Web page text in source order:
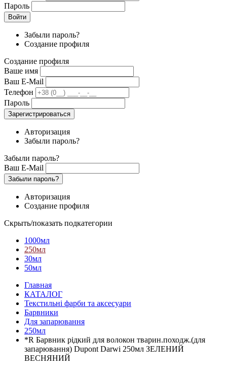
Пароль
Войти
Забыли пароль?
Создание профиля
Создание профиля
Ваше имя
Ваш E-Mail
Телефон
Пароль
Зарегистрироваться
Авторизация
Забыли пароль?
Забыли пароль?
Ваш E-Mail
Забыли пароль?
Авторизация
Создание профиля
Скрыть/показать подкатегории
1000мл
250мл
30мл
50мл
Главная
КАТАЛОГ
Текстильні фарби та аксесуари
Барвники
Для запарювання
250мл
*R Барвник рідкий для волокон тварин.походж.(для
запарювання) Dupont Darwi 250мл ЗЕЛЕНИЙ
ВЕСНЯНИЙ